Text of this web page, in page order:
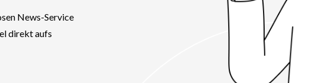
News-Service
direkt aufs